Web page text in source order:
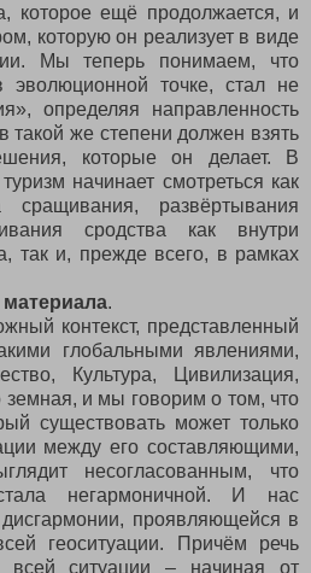
которое ещё продолжается, и
которую он реализует в виде
Мы теперь понимаем, что
эволюционной точке, стал не
определяя направленность
такой же степени должен взять
которые он делает. В
начинает смотреться как
развёртывания
сродства как внутри
так и, прежде всего, в рамках
.
контекст, представленный
глобальными явлениями,
Культура, Цивилизация,
и мы говорим о том, что
существовать может только
между его составляющими,
несогласованным, что
негармоничной. И нас
проявляющейся в
геоситуации. Причём речь
всей ситуации – начиная от